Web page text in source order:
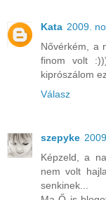
Kata 2009.
Nővérkém, a
finom volt
kiprószálom
Válasz
szepyke
Képzeld, a
nem volt
senkinek...